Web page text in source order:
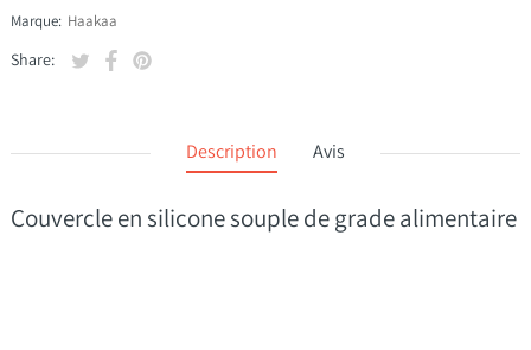
Marque: Haakaa
Share: Tweeter sur Twitter
S'ouvre dans une nouvelle fenêtre.
Partager sur Facebook
S'ouvre dans une nouvelle fenêtre.
Épingler sur Pinterest
S'ouvre dans une nouvelle fenêtre.
Description Avis
Couvercle en silicone souple de grade alimentaire